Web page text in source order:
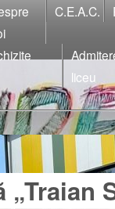
C.E.A.C.
liceu